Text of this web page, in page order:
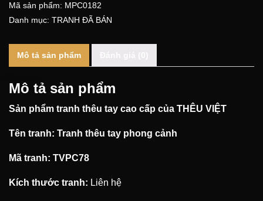
Mã sản phẩm: MPC0182
Danh mục: TRANH ĐÃ BÁN
Mô tả sản phẩm
Mô tả sản phẩm
Sản phẩm tranh thêu tay cao cấp của THÊU VIỆT
Tên tranh: Tranh thêu tay phong cảnh
Mã tranh: TVPC78
Kích thước tranh: Liên hệ